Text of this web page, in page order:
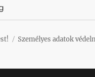
Személyes adatok